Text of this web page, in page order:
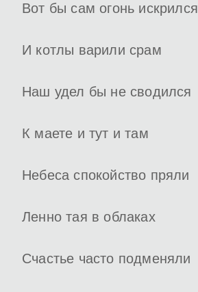
Вот бы сам огонь искрился
И котлы варили срам
Наш удел бы не сводился
К маете и тут и там
Небеса спокойство пряли
Ленно тая в облаках
Счастье часто подменяли